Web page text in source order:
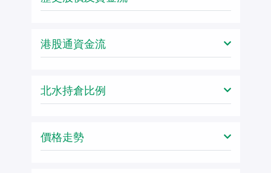
港股通資金流
北水持倉比例
價格走勢